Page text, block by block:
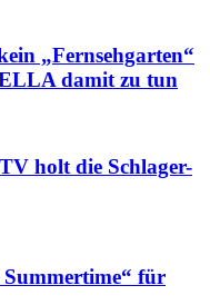
„Fernsehgarten“
damit zu tun
holt die Schlager-
für